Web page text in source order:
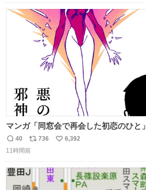
ト
数
数
マンガ「同窓会で再会した初恋のひと」
返
信
40
リ
ポ
ト
数
736
い
6,392
11時間前